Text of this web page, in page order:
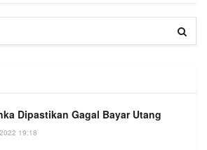
Dipastikan Gagal Bayar Utang
19:18